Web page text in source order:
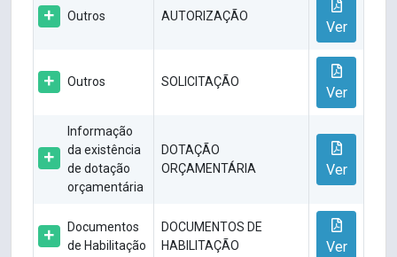
Outros AUTORIZAÇÃO
Ver
Outros SOLICITAÇÃO
Ver
Informação
da existência
de dotação
orçamentária
DOTAÇÃO
ORÇAMENTÁRIA
Ver
Documentos
de Habilitação
DOCUMENTOS DE
HABILITAÇÃO
Ver